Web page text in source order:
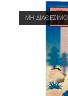
ΜΗ ΔΙΑΘΕΣΙΜΟ